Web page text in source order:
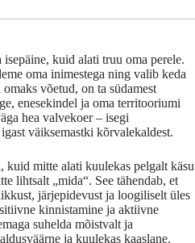
isepäine, kuid alati truu oma perele.
oma inimestega ning valib keda
omaks võetud, on ta südamest
enesekindel ja oma territooriumi
hea valvekoer – isegi
igast väiksemastki kõrvalekaldest.
kuid mitte alati kuulekas pelgalt käsu
lihtsalt „mida“. See tähendab, et
järjepidevust ja loogiliselt üles
kinnistamine ja aktiivne
suhelda mõistvalt ja
ja kuulekas kaaslane.